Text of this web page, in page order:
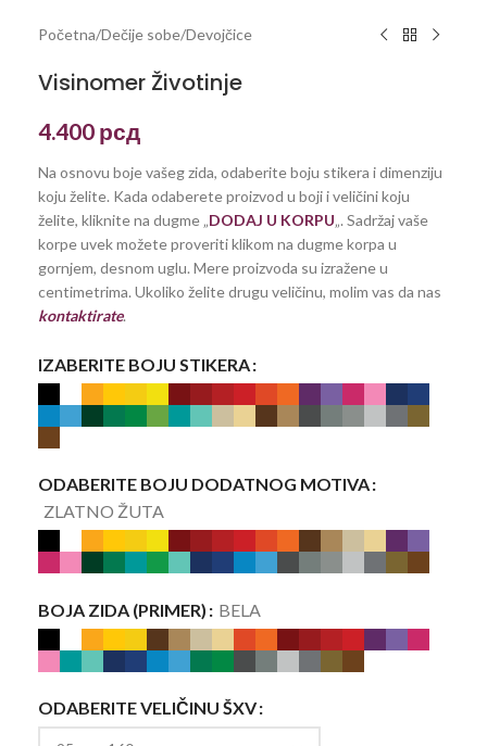
Početna/Dečije sobe/Devojčice
Visinomer Životinje
4.400 рсд
Na osnovu boje vašeg zida, odaberite boju stikera i dimenziju
koju želite. Kada odaberete proizvod u boji i veličini koju
želite, kliknite na dugme „DODAJ U KORPU„. Sadržaj vaše
korpe uvek možete proveriti klikom na dugme korpa u
gornjem, desnom uglu. Mere proizvoda su izražene u
centimetrima. Ukoliko želite drugu veličinu, molim vas da nas
kontaktirate.
IZABERITE BOJU STIKERA
ODABERITE BOJU DODATNOG MOTIVA
ZLATNO ŽUTA
BOJA ZIDA (PRIMER) BELA
ODABERITE VELIČINU ŠXV